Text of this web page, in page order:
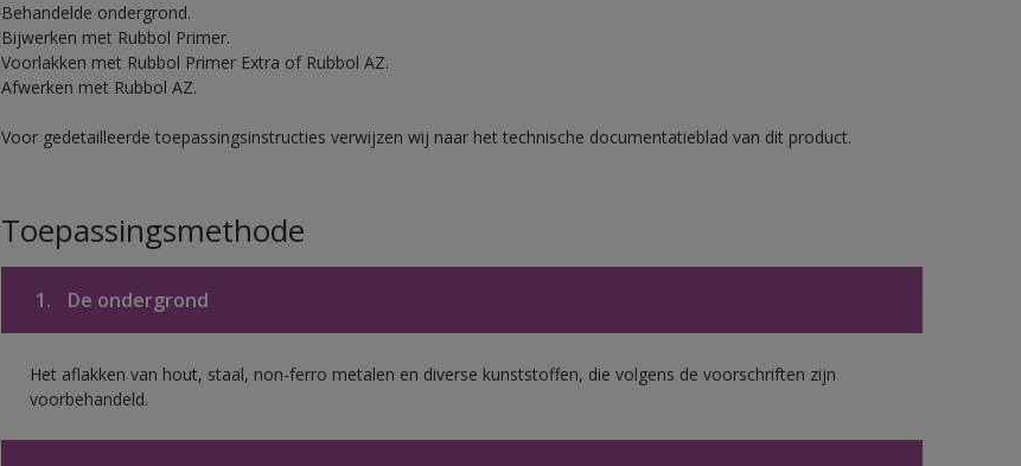
Behandelde ondergrond.
Bijwerken met Rubbol Primer.
Voorlakken met Rubbol Primer Extra of Rubbol AZ.
Afwerken met Rubbol AZ.
Voor gedetailleerde toepassingsinstructies verwijzen wij naar het technische documentatieblad van dit product.
Toepassingsmethode
1. De ondergrond
Het aflakken van hout, staal, non-ferro metalen en diverse kunststoffen, die volgens de voorschriften zijn
voorbehandeld.